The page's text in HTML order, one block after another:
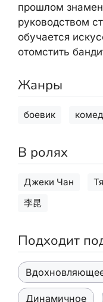
прошлом
руководством
обучается
отомстить
Жанры
боевик
В ролях
Джеки Чан
李昆
Подходит
Динамичное